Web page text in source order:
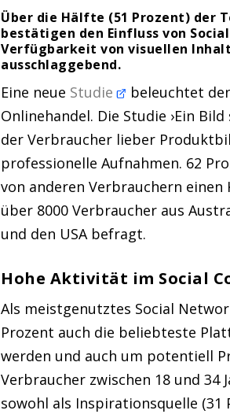
Über die Hälfte (51 Prozent) der
bestätigen den Einfluss von
Verfügbarkeit von visuellen
ausschlaggebend.
Eine neue Studie
beleuchtet
Onlinehandel. Die Studie ›Ein
der Verbraucher lieber
professionelle Aufnahmen. 62
von anderen Verbrauchern
über 8000 Verbraucher aus
und den USA befragt.
Hohe Aktivität im Social
Als meistgenutztes Social
Prozent auch die beliebteste
werden und auch um potentiell
Verbraucher zwischen 18 und
sowohl als Inspirationsquelle